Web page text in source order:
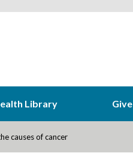
Library Give
causes of cancer